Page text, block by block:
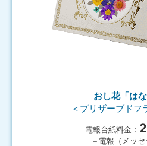
おし花「はな
＜プリザーブドフ
電報台紙料金：
＋電報（メッ